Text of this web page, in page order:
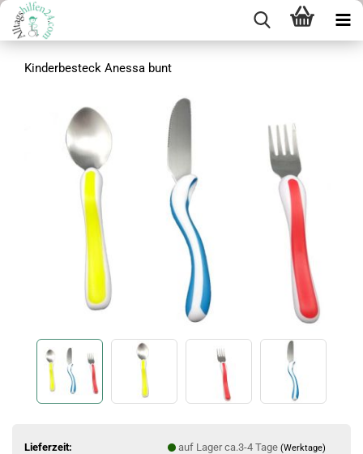
Kinderbesteck Anessa bunt
Lieferzeit: auf Lager ca.3-4 Tage (Werktage)